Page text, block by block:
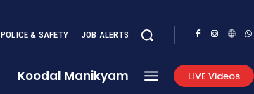
POLICE & SAFETY JOB ALERTS
Koodal Manikyam LIVE Videos